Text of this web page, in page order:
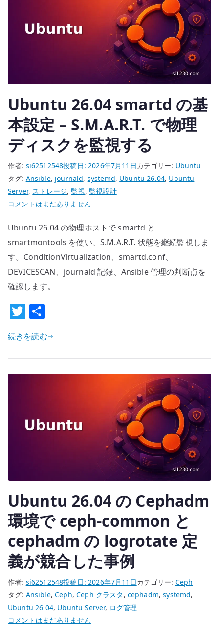
SMART
を
集
す
る
へ
の
Ubuntu 26.04 smartd の基
本設定 – S.M.A.R.T. で物理
ディスクを監視する
作者: si62512548投稿日:2026年7月11日カテゴリー: Ubuntu
タグ: Ansible, journald, systemd, Ubuntu 26.04, Ubuntu
Server, ストレージ, 監視, 監視設計
Ubuntu
smartd
の
基
本
定
–
S.M.A.R.T.
で
物
理
へ
の
コメントはまだありません
Ubuntu 26.04 の物理ホストで smartd と
smartmontools を使い、S.M.A.R.T. 状態を継続監視しま
す。ConditionVirtualization、smartd.conf、
DEVICESCAN、journald 記録、Ansible 管理の判断点を
確認します。
T
w
it
te
r
続きを読む
Ubuntu 26.04 の Cephadm
環境で ceph-common と
cephadm の logrotate 定
義が競合した事例
作者: si62512548投稿日:2026年7月11日カテゴリー: Ceph
タグ: Ansible,Ceph,Ceph クラスタ , cephadm,systemd,
Ubuntu 26.04, Ubuntu Server, ログ管理
Ubuntu
コメントはまだありません